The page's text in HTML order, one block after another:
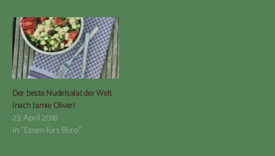
Der beste Nudelsalat der Welt
(nach Jamie Oliver)
23. April 2018
In "Essen fürs Büro"